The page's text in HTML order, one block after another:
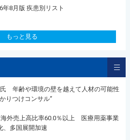
8月版 疾患別リスト
もっと見る
年齢や環境の壁を越えて人材の可能性
りつけコンサル“
外売上高比率60.0％以上 医療用薬事業
、多国展開加速